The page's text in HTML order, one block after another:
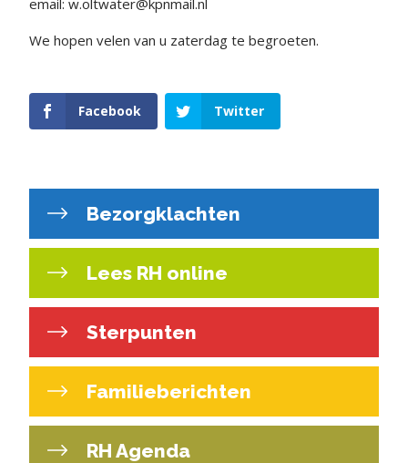
We hopen velen van u zaterdag te begroeten.
Facebook Twitter
Bezorgklachten
Lees RH online
Sterpunten
Familieberichten
RH Agenda